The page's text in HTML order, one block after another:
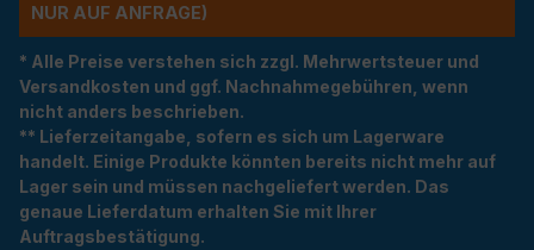
R AUF ANFRAGE)
* Alle Preise verstehen sich zzgl. Mehrwertsteuer und
Versandkosten und ggf. Nachnahmegebühren, wenn
nicht anders beschrieben.
** Lieferzeitangabe, sofern es sich um Lagerware
handelt. Einige Produkte könnten bereits nicht mehr auf
Lager sein und müssen nachgeliefert werden. Das
genaue Lieferdatum erhalten Sie mit Ihrer
Auftragsbestätigung.